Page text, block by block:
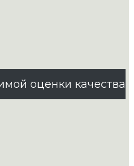
оценки качества